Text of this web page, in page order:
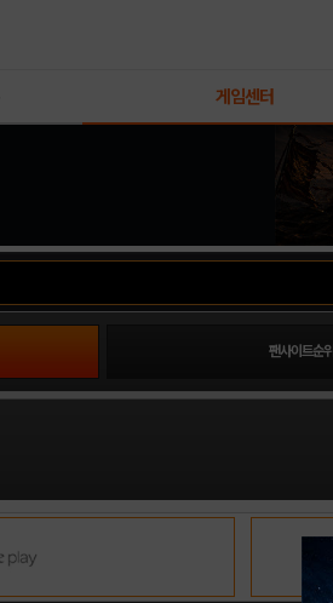
게임센터
팬사이트순위